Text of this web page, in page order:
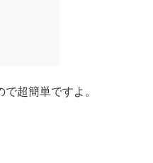
超簡単ですよ。